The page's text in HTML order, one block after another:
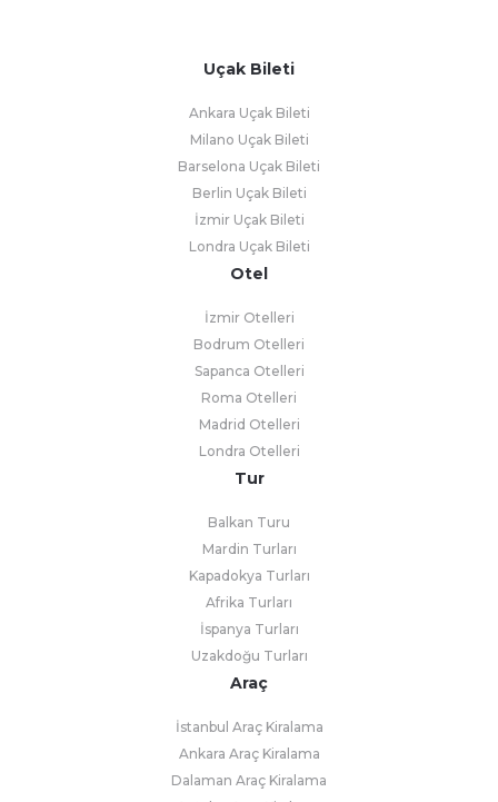
Uçak Bileti
Ankara Uçak Bileti
Milano Uçak Bileti
Barselona Uçak Bileti
Berlin Uçak Bileti
İzmir Uçak Bileti
Londra Uçak Bileti
Otel
İzmir Otelleri
Bodrum Otelleri
Sapanca Otelleri
Roma Otelleri
Madrid Otelleri
Londra Otelleri
Tur
Balkan Turu
Mardin Turları
Kapadokya Turları
Afrika Turları
İspanya Turları
Uzakdoğu Turları
Araç
İstanbul Araç Kiralama
Ankara Araç Kiralama
Dalaman Araç Kiralama